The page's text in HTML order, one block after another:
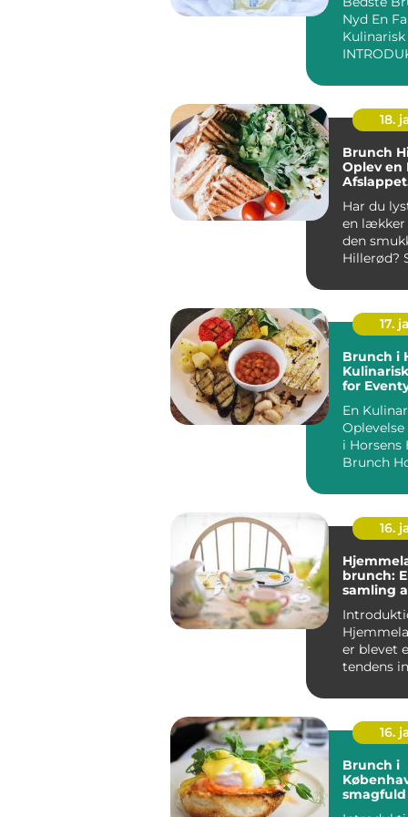
Nyd En
Kulinarisk
18.
Brunch
Oplev en
Afslappet
Har du
en lækker
den
Hillerød?
ste...
17.
Brunch i
for
En
i Horsens Hvad er
16.
brunch:
samling
er blevet
tendens
tiltrækker
16.
Brunch i